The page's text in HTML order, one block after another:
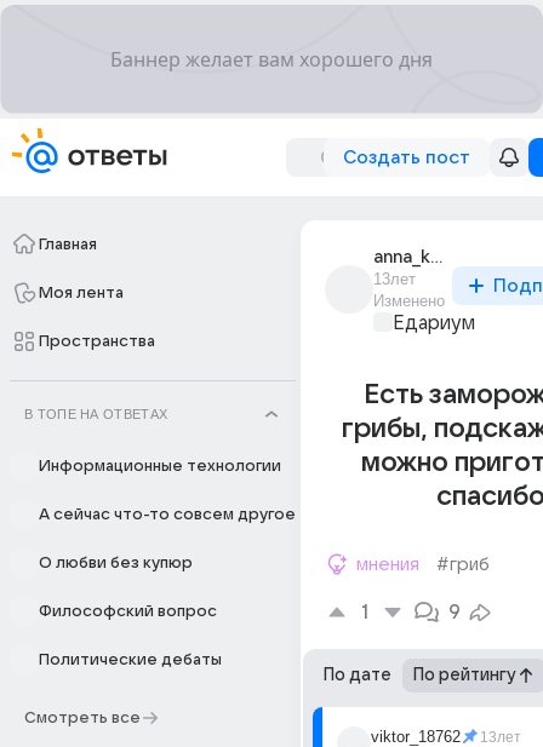
Создать пост
Главная
Моя лента
Пространства
В ТОПЕ НА ОТВЕТАХ
Информационные технологии
А сейчас что-то совсем другое
О любви без купюр
Философский вопрос
Политические дебаты
Смотреть все
anna_krasikova_13
13лет
Изменено
Едариум
Есть
грибы,
можно
мнения #гриб
1 9
По дате По рейтингу
viktor_18762 13лет